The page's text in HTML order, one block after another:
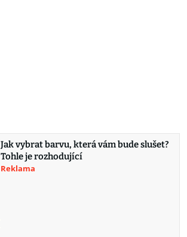
Jak vybrat barvu, která vám bude slušet?
Tohle je rozhodující
Reklama